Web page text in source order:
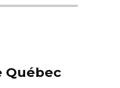
Québec